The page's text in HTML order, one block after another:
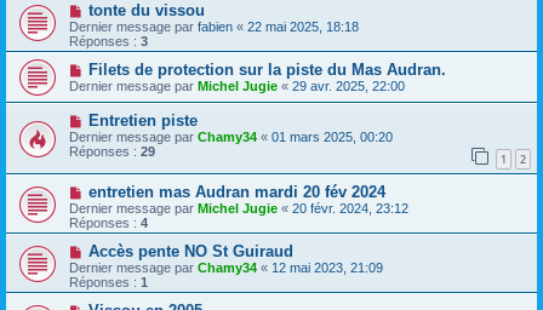
tonte du vissou
Dernier message par fabien « 22 mai 2025, 18:18
Réponses : 3
Filets de protection sur la piste du Mas Audran.
Dernier message par Michel Jugie « 29 avr. 2025, 22:00
Entretien piste
Dernier message par Chamy34 « 01 mars 2025, 00:20
Réponses : 29 1 2
entretien mas Audran mardi 20 fév 2024
Dernier message par Michel Jugie « 20 févr. 2024, 23:12
Réponses : 4
Accès pente NO St Guiraud
Dernier message par Chamy34 « 12 mai 2023, 21:09
Réponses : 1